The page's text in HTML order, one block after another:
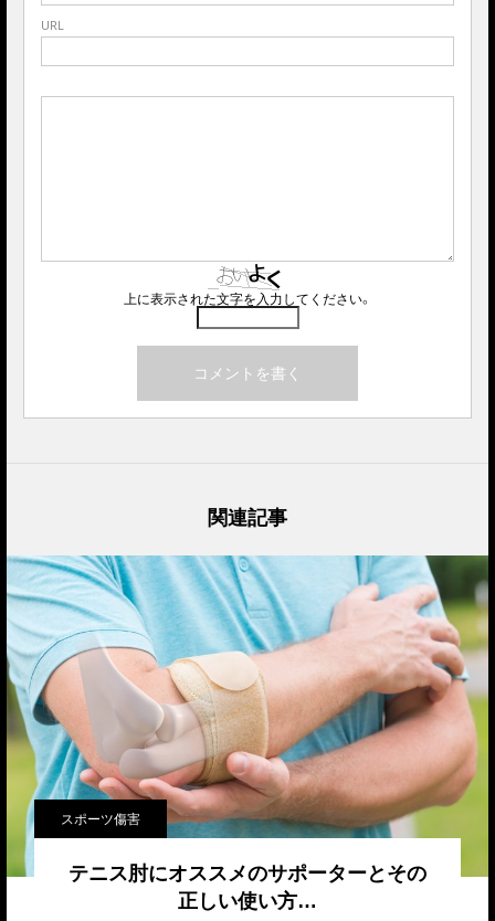
URL
上に表示された文字を入力してください。
関連記事
スポーツ傷害
テニス肘にオススメのサポーターとその
正しい使い方…